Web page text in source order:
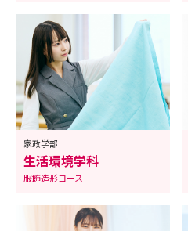
家政学部
生活環境学科
服飾造形コース